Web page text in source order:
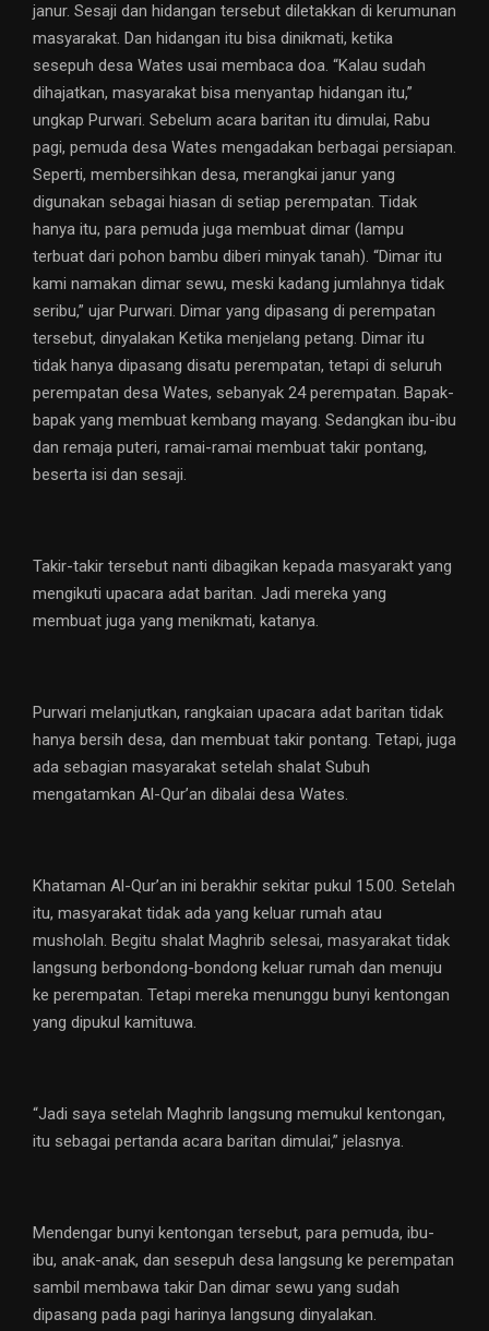
janur. Sesaji dan hidangan tersebut diletakkan di kerumunan
masyarakat. Dan hidangan itu bisa dinikmati, ketika
sesepuh desa Wates usai membaca doa. “Kalau sudah
dihajatkan, masyarakat bisa menyantap hidangan itu,”
ungkap Purwari. Sebelum acara baritan itu dimulai, Rabu
pagi, pemuda desa Wates mengadakan berbagai persiapan.
Seperti, membersihkan desa, merangkai janur yang
digunakan sebagai hiasan di setiap perempatan. Tidak
hanya itu, para pemuda juga membuat dimar (lampu
terbuat dari pohon bambu diberi minyak tanah). “Dimar itu
kami namakan dimar sewu, meski kadang jumlahnya tidak
seribu,” ujar Purwari. Dimar yang dipasang di perempatan
tersebut, dinyalakan Ketika menjelang petang. Dimar itu
tidak hanya dipasang disatu perempatan, tetapi di seluruh
perempatan desa Wates, sebanyak 24 perempatan. Bapak-
bapak yang membuat kembang mayang. Sedangkan ibu-ibu
dan remaja puteri, ramai-ramai membuat takir pontang,
beserta isi dan sesaji.
Takir-takir tersebut nanti dibagikan kepada masyarakt yang
mengikuti upacara adat baritan. Jadi mereka yang
membuat juga yang menikmati, katanya.
Purwari melanjutkan, rangkaian upacara adat baritan tidak
hanya bersih desa, dan membuat takir pontang. Tetapi, juga
ada sebagian masyarakat setelah shalat Subuh
mengatamkan Al-Qur’an dibalai desa Wates.
Khataman Al-Qur’an ini berakhir sekitar pukul 15.00. Setelah
itu, masyarakat tidak ada yang keluar rumah atau
musholah. Begitu shalat Maghrib selesai, masyarakat tidak
langsung berbondong-bondong keluar rumah dan menuju
ke perempatan. Tetapi mereka menunggu bunyi kentongan
yang dipukul kamituwa.
“Jadi saya setelah Maghrib langsung memukul kentongan,
itu sebagai pertanda acara baritan dimulai,” jelasnya.
Mendengar bunyi kentongan tersebut, para pemuda, ibu-
ibu, anak-anak, dan sesepuh desa langsung ke perempatan
sambil membawa takir Dan dimar sewu yang sudah
dipasang pada pagi harinya langsung dinyalakan.